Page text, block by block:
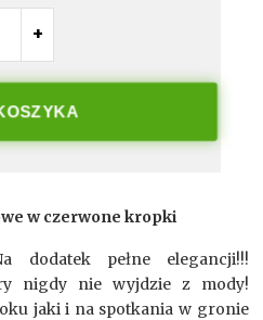
+
w czerwone kropki
dodatek pełne elegancji!!!
nigdy nie wyjdzie z mody!
jaki i na spotkania w gronie